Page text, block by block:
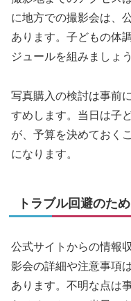
に地方での撮影会は、
あります。子どもの体
ジュールを組みましょう
写真購入の検討は事前
すめします。当日は子
が、予算を決めておく
になります。
トラブル回避のた
公式サイトからの情報
影会の詳細や注意事項
あります。不明な点は